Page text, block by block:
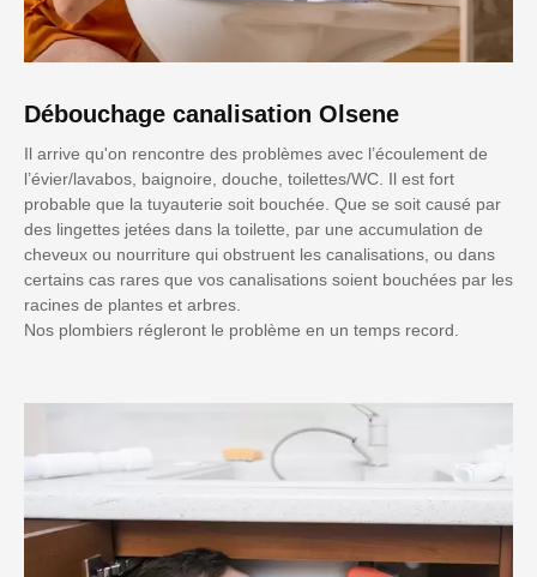
Débouchage canalisation Olsene
Il arrive qu'on rencontre des problèmes avec l’écoulement de
l’évier/lavabos, baignoire, douche, toilettes/WC. Il est fort
probable que la tuyauterie soit bouchée. Que se soit causé par
des lingettes jetées dans la toilette, par une accumulation de
cheveux ou nourriture qui obstruent les canalisations, ou dans
certains cas rares que vos canalisations soient bouchées par les
racines de plantes et arbres.
Nos plombiers régleront le problème en un temps record.